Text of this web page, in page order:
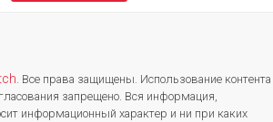
. Все права защищены. Использование контента
запрещено. Вся информация,
информационный характер и ни при каких